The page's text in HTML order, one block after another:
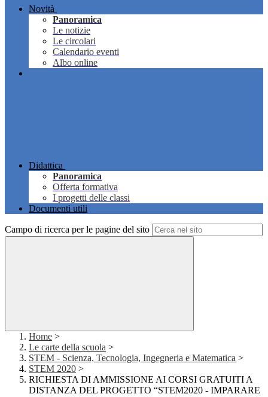
Novità
Panoramica
Le notizie
Le circolari
Calendario eventi
Albo online
Didattica
Panoramica
Offerta formativa
I progetti delle classi
Documenti utili
Campo di ricerca per le pagine del sito
Home >
Le carte della scuola >
STEM - Scienza, Tecnologia, Ingegneria e Matematica >
STEM 2020 >
RICHIESTA DI AMMISSIONE AI CORSI GRATUITI A
DISTANZA DEL PROGETTO “STEM2020 - IMPARARE